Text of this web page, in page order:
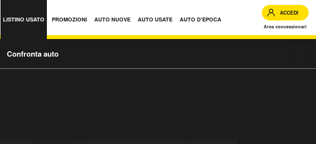
LISTINO USATO PROMOZIONI AUTO NUOVE AUTO USATE AUTO D'EPOCA
ACCEDI
Area concessionari
Confronta auto